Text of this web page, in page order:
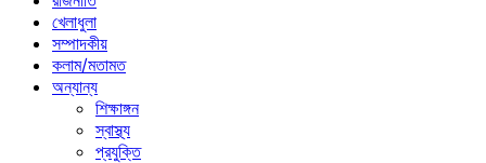
খেলাধুলা
সম্পাদকীয়
কলাম/মতামত
অন্যান্য
শিক্ষাঙ্গন
স্বাস্থ্য
প্রযুক্তি